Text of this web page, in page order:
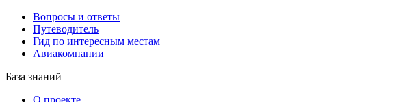
Вопросы и ответы
Путеводитель
Гид по интересным местам
Авиакомпании
База знаний
О проекте